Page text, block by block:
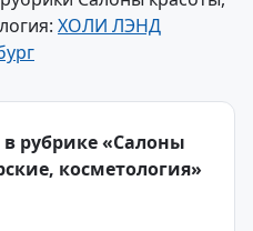
ХОЛИ ЛЭНД
рубрике «Салоны
косметология»